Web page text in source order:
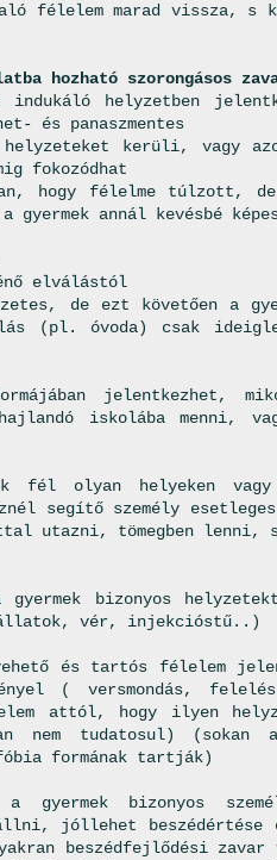
félelem marad vissza, s
hozható szorongásos
helyzetben
és panaszmentes
kerüli, vagy
fokozódhat
hogy félelme túlzott, de
annál kevésbé
elválástól
de ezt követően a
(pl. óvoda) csak
jelentkezhet,
iskolába menni,
fél olyan helyeken vagy
segítő személy
utazni, tömegben lenni,
gyermek bizonyos
állatok, vér, injekcióstű..)
és tartós félelem
( versmondás,
attól, hogy ilyen
nem tudatosul) (sokan
formának tartják)
gyermek bizonyos
jóllehet beszédértése
beszédfejlődési